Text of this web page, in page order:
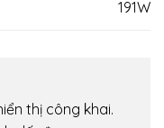
191W
thị công khai.